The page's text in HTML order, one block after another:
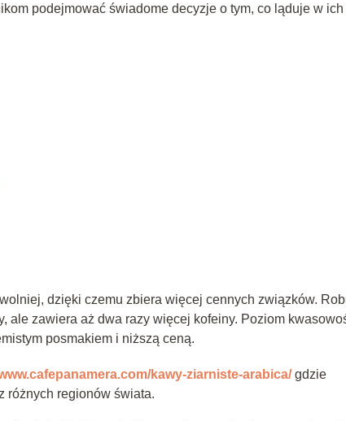
podejmować świadome decyzje o tym, co ląduje w ich
dzięki czemu zbiera więcej cennych związków.
ale zawiera aż dwa razy więcej kofeiny. Poziom
posmakiem i niższą ceną.
kawy-ziarniste-arabica/gdzie
różnych regionów świata.